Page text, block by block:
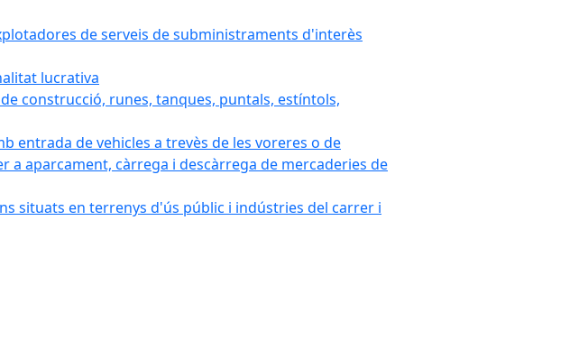
de serveis de subministraments d'interès
lucrativa
construcció, runes, tanques, puntals, estíntols,
entrada de vehicles a trevès de les voreres o de
a aparcament, càrrega i descàrrega de mercaderies de
situats en terrenys d'ús públic i indústries del carrer i